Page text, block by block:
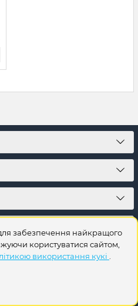
магазин на
забезпечення найкращого
користуватися сайтом,
використання кукі